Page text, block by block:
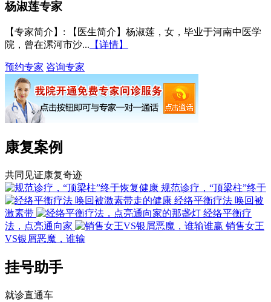
杨淑莲专家
【专家简介】 : 【医生简介】杨淑莲，女，毕业于河南中医学
院，曾在漯河市沙... 【详情】
预约专家 咨询专家
康复案例
共同见证康复奇迹
规范诊疗，“顶梁柱”终于
经络平衡疗法 唤回被
激素带
经络平衡疗
法，点亮通向家
销售女王
VS银屑恶魔，谁输
挂号助手
就诊直通车